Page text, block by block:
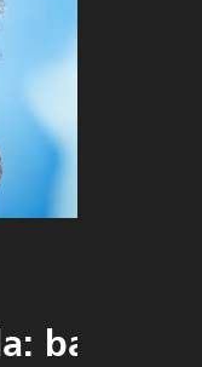
batteria